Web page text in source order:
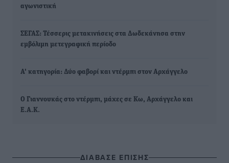
αγωνιστική
ΣΕΓΑΣ: Τέσσερις μετακινήσεις στα Δωδεκάνησα στην
εμβόλιμη μετεγραφική περίοδο
Α' κατηγορία: Δύο φαβορί και ντέρμπι στον Αρχάγγελο
Ο Γιαννουκάς στο ντέρμπι, μάχες σε Κω, Αρχάγγελο και
Ε.Α.Κ.
ΔΙΑΒΑΣΕ ΕΠΙΣΗΣ